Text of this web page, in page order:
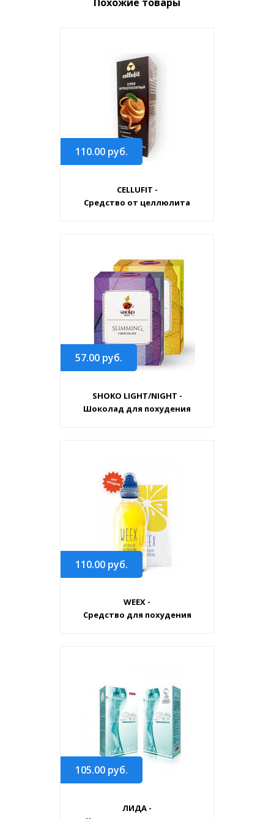
110.00 руб.
CELLUFIT -
Средство от целлюлита
57.00 руб.
SHOKO LIGHT/NIGHT -
Шоколад для похудения
110.00 руб.
WEEX -
Средство для похудения
105.00 руб.
ЛИДА -